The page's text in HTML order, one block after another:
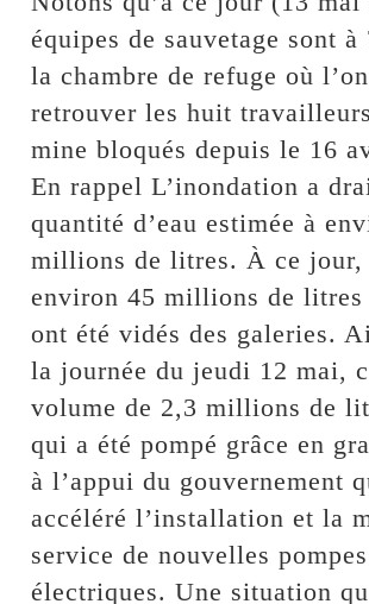
équipes de sauvetage sont à
la chambre de refuge où
retrouver les huit
mine bloqués depuis le 16
En rappel L’inondation a
quantité d’eau estimée à
millions de litres. À ce jour,
environ 45 millions de litres
ont été vidés des galeries.
la journée du jeudi 12 mai,
volume de 2,3 millions de
qui a été pompé grâce en
à l’appui du gouvernement
accéléré l’installation et la
service de nouvelles pompes
électriques. Une situation